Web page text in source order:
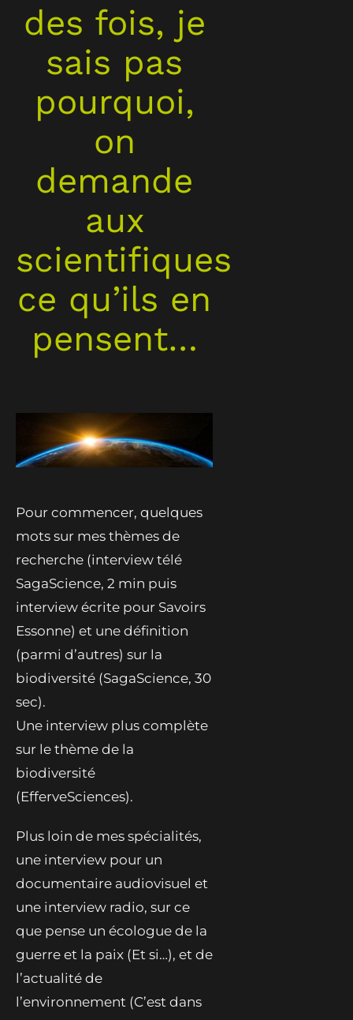
des fois, je
sais pas
pourquoi,
on
demande
aux
scientifiques
ce qu’ils en
pensent…
Pour commencer, quelques
mots sur mes thèmes de
recherche (interview télé
SagaScience, 2 min puis
interview écrite pour Savoirs
Essonne) et une définition
(parmi d’autres) sur la
biodiversité (SagaScience, 30
sec).
Une interview plus complète
sur le thème de la
biodiversité
(EfferveSciences).
Plus loin de mes spécialités,
une interview pour un
documentaire audiovisuel et
une interview radio, sur ce
que pense un écologue de la
guerre et la paix (Et si…), et de
l’actualité de
l’environnement (C’est dans